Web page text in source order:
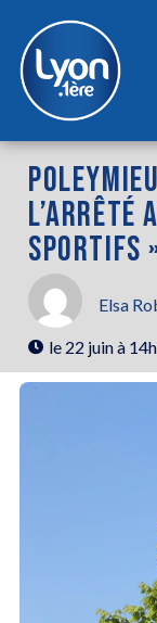
L’ARRÊTÉ
SPORTIFS
Elsa
le 22 juin à